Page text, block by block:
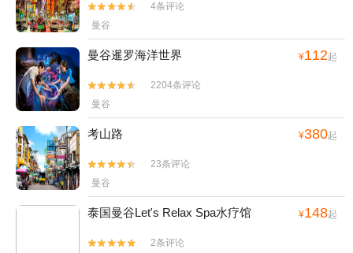


4条评论
曼谷
曼谷暹罗海洋世界 ¥112起


2204条评论
曼谷
考山路 ¥380起


23条评论
曼谷
泰国曼谷Let's Relax Spa水疗馆 ¥148起

 2条评论